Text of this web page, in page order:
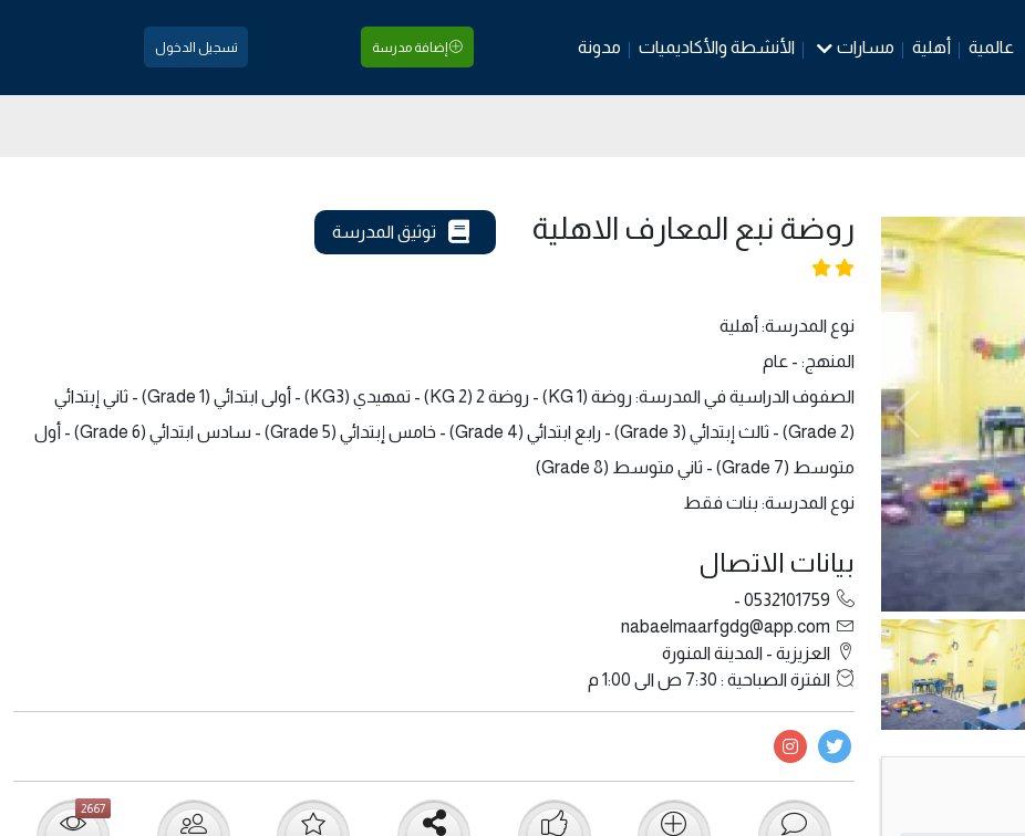
عالمية أهلية مسارات الأنشطة والأكاديميات مدونة إضافة مدرسة تسجيل الدخول
روضة نبع المعارف الاهلية توثيق المدرسة
نوع المدرسة: أهلية
المنهج: - عام
الصفوف الدراسية في المدرسة: روضة (KG 1) - روضة 2 (KG 2) - تمهيدي (KG3) - أولى ابتدائي (Grade 1) - ثاني إبتدائي
(Grade 2) - ثالث إبتدائي (Grade 3) - رابع ابتدائي (Grade 4) - خامس إبتدائي (Grade 5) - سادس ابتدائي (Grade 6) - أول
متوسط (Grade 7) - ثاني متوسط (Grade 8)
نوع المدرسة: بنات فقط
بيانات الاتصال
العزيزية - المدينة المنورة
الفترة الصباحية : 7:30 ص الى 1:00 م
2667